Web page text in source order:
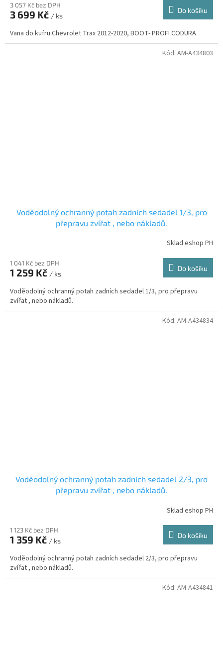
3 057 Kč bez DPH
3 699 Kč / ks
Do košíku
Vana do kufru Chevrolet Trax 2012-2020, BOOT- PROFI CODURA
Voděodolný ochranný potah zadních sedadel 1/3, pro
přepravu zvířat , nebo nákladů.
Sklad eshop PH
1 041 Kč bez DPH
1 259 Kč / ks
Do košíku
Voděodolný ochranný potah zadních sedadel 1/3, pro přepravu
zvířat , nebo nákladů.
Kód: AM-A434803
Voděodolný ochranný potah zadních sedadel 2/3, pro
přepravu zvířat , nebo nákladů.
Sklad eshop PH
1 123 Kč bez DPH
1 359 Kč / ks
Do košíku
Voděodolný ochranný potah zadních sedadel 2/3, pro přepravu
zvířat , nebo nákladů.
Kód: AM-A434834
Kód: AM-A434841